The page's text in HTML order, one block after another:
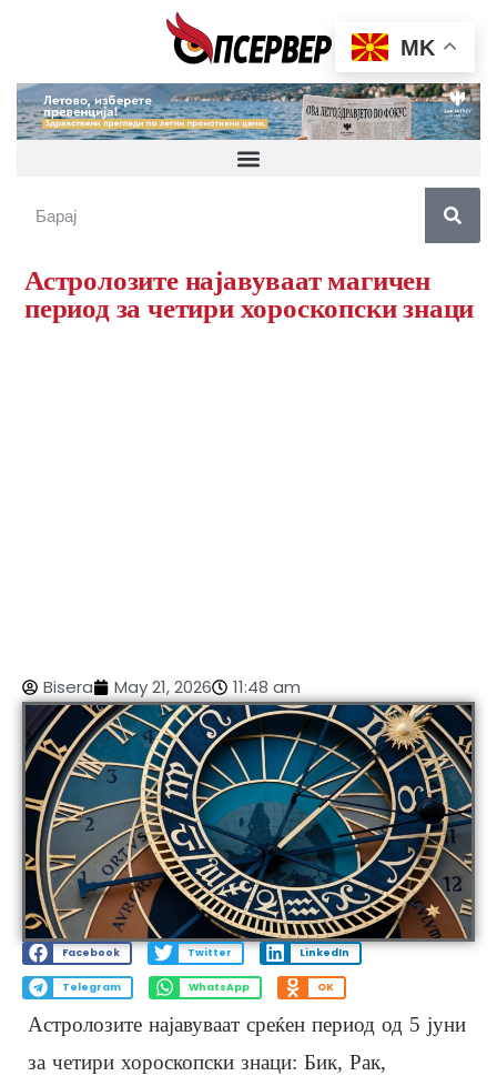
Астролозите најавуваат магичен
период за четири хороскопски знаци
Bisera May 21, 2026 11:48 am
Facebook Twitter LinkedIn
Telegram WhatsApp OK
Астролозите најавуваат среќен период од 5 јуни
за четири хороскопски знаци: Бик, Рак,
MK